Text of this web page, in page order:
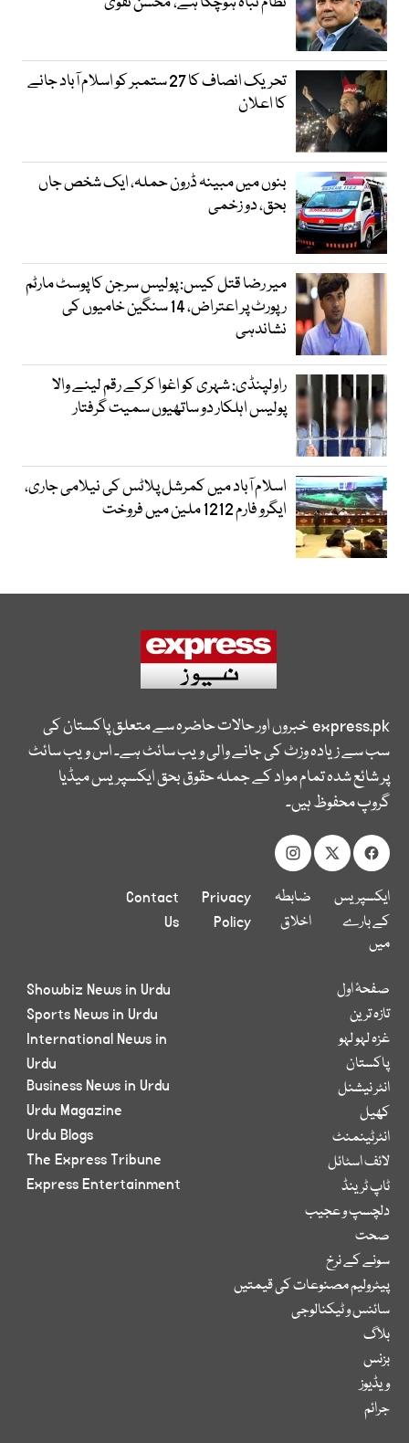
تحریک انصاف کا 27 ستمبر کو اسلام آباد جانے
کا اعلان
بنوں میں مبینہ ڈرون حملہ، ایک شخص جاں
بحق، دو زخمی
میر رضا قتل کیس: پولیس سرجن کا پوسٹ مارٹم
رپورٹ پر اعتراض، 14 سنگین خامیوں کی
نشاندہی
راولپنڈی: شہری کو اغوا کرکے رقم لینے والا
پولیس اہلکار دو ساتھیوں سمیت گرفتار
اسلام آباد میں کمرشل پلاٹس کی نیلامی جاری،
ایگرو فارم 1212 ملین میں فروخت
express.pkخبروں اور حالات حاضرہ سے متعلق پاکستان کی
سب سے زیادہ وزٹ کی جانے والی ویب سائٹ ہے۔ اس ویب سائٹ
پر شائع شدہ تمام مواد کے جملہ حقوق بحق ایکسپریس میڈیا
گروپ محفوظ ہیں۔
ایکسپریس
کے بارے
میں
ضابطہ
اخلاق
Privacy
Policy
Contact
Us
صفحۂ اول
تازہ ترین
غزہ لہو لہو
پاکستان
انٹر نیشنل
کھیل
انٹرٹینمنٹ
لائف اسٹائل
ٹاپ ٹرینڈ
دلچسپ و عجیب
صحت
سونے کے نرخ
پیٹرولیم مصنوعات کی قیمتیں
سائنس و ٹیکنالوجی
بلاگ
بزنس
ویڈیوز
جرائم
Showbiz News in Urdu
Sports News in Urdu
International News in
Urdu
Business News in Urdu
Urdu Magazine
Urdu Blogs
The Express Tribune
Express Entertainment